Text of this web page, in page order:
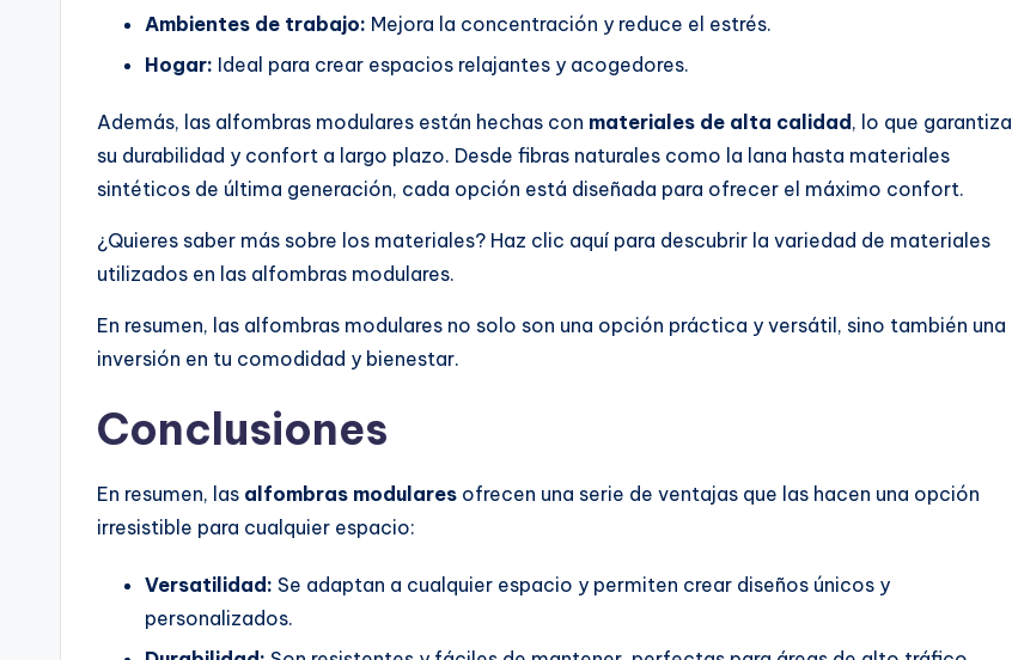
Ambientes de trabajo: Mejora la concentración y reduce el estrés.
Hogar: Ideal para crear espacios relajantes y acogedores.
Además, las alfombras modulares están hechas con materiales de alta calidad, lo que garantiza
su durabilidad y confort a largo plazo. Desde fibras naturales como la lana hasta materiales
sintéticos de última generación, cada opción está diseñada para ofrecer el máximo confort.
¿Quieres saber más sobre los materiales? Haz clic aquí para descubrir la variedad de materiales
utilizados en las alfombras modulares.
En resumen, las alfombras modulares no solo son una opción práctica y versátil, sino también una
inversión en tu comodidad y bienestar.
Conclusiones
En resumen, las alfombras modulares ofrecen una serie de ventajas que las hacen una opción
irresistible para cualquier espacio:
Versatilidad: Se adaptan a cualquier espacio y permiten crear diseños únicos y
personalizados.